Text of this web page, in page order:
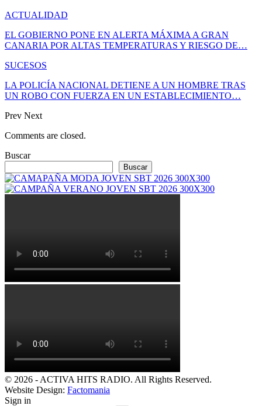
ACTUALIDAD
EL GOBIERNO PONE EN ALERTA MÁXIMA A GRAN
CANARIA POR ALTAS TEMPERATURAS Y RIESGO DE…
SUCESOS
LA POLICÍA NACIONAL DETIENE A UN HOMBRE TRAS
UN ROBO CON FUERZA EN UN ESTABLECIMIENTO…
Prev Next
Comments are closed.
Buscar
Buscar
© 2026 - ACTIVA HITS RADIO. All Rights Reserved.
Website Design: Factomania
Sign in